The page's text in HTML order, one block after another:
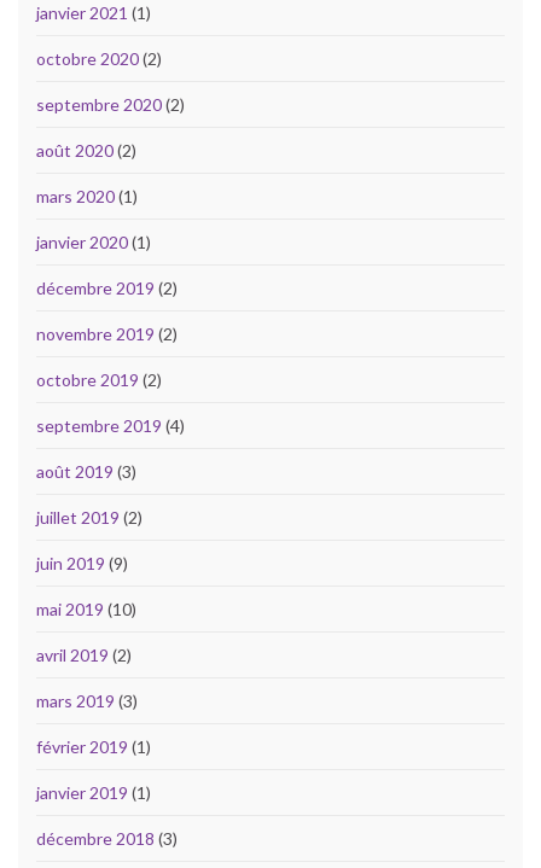
janvier 2021 (1)
octobre 2020(2)
septembre 2020(2)
août 2020(2)
mars 2020(1)
janvier 2020(1)
décembre 2019 (2)
novembre 2019 (2)
octobre 2019 (2)
septembre 2019 (4)
août 2019 (3)
juillet 2019 (2)
juin 2019 (9)
mai 2019 (10)
avril 2019 (2)
mars 2019 (3)
février 2019 (1)
janvier 2019 (1)
décembre 2018 (3)